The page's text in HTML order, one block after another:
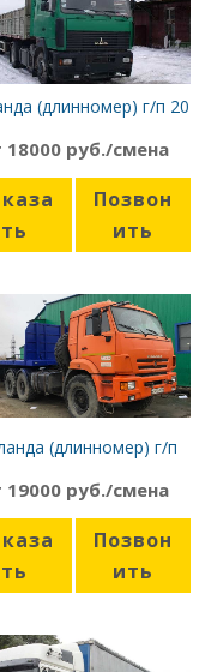
(длинномер) г/п 20
18000 руб./смена
ть
Позвон
ить
(длинномер) г/п
44108
19000 руб./смена
ть
Позвон
ить